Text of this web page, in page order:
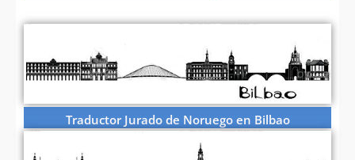
Traductor Jurado de Noruego en Bilbao